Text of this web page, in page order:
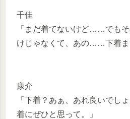
千佳
「まだ着てないけど……でも
けじゃなくて、あの……下着
康介
「下着？あぁ、あれ良いでし
着にぜひと思って。」